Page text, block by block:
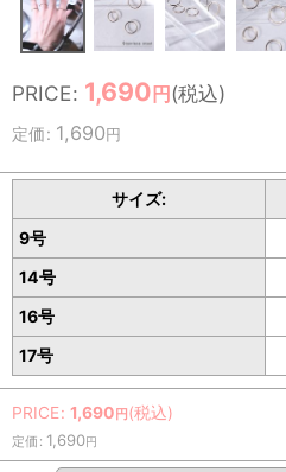
PRICE: 1,690円(税込)
定価: 1,690円
サイズ:
9号
14号
16号
17号
PRICE: 1,690 円 (税込)
定価 : 1,690円